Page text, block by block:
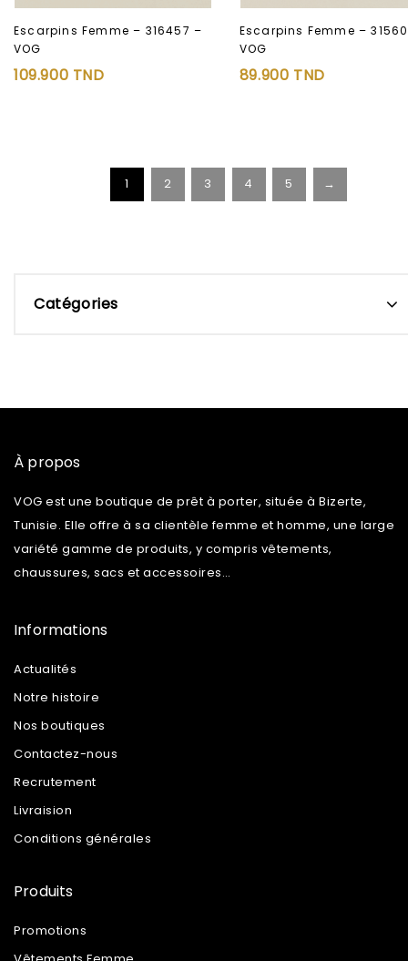
Escarpins Femme – 316457 –
VOG
109.900 TND
Escarpins Femme –
VOG
89.900 TND
1 2 3 4 5 →
Catégories
À propos
VOG est une boutique de prêt à porter, située à Bizerte,
Tunisie. Elle offre à sa clientèle femme et homme, une large
variété gamme de produits, y compris vêtements,
chaussures, sacs et accessoires…
Informations
Actualités
Notre histoire
Nos boutiques
Contactez-nous
Recrutement
Livraision
Conditions générales
Produits
Promotions